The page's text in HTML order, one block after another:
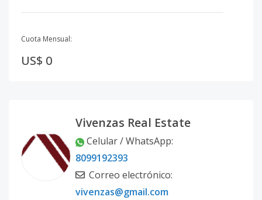
Cuota Mensual:
US$ 0
Vivenzas Real Estate
Celular / WhatsApp:
8099192393
Correo electrónico:
vivenzas@gmail.com